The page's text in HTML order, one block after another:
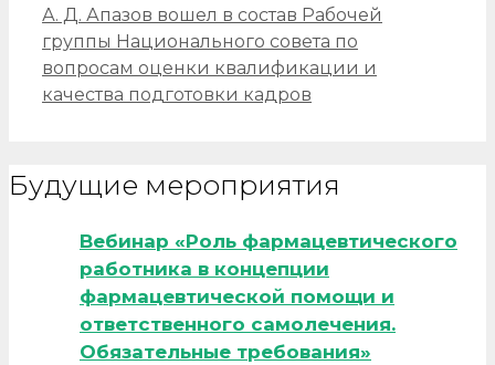
А. Д. Апазов вошел в состав Рабочей
группы Национального совета по
вопросам оценки квалификации и
качества подготовки кадров
Будущие мероприятия
Вебинар «Роль фармацевтического
работника в концепции
фармацевтической помощи и
ответственного самолечения.
Обязательные требования»